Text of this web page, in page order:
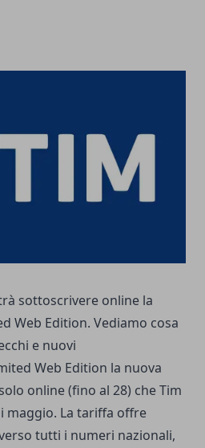
sottoscrivere online la
Web Edition. Vediamo cosa
e nuovi
Web Edition la nuova
online (fino al 28) che Tim
maggio. La tariffa offre
tutti i numeri nazionali,